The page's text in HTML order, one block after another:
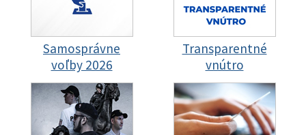
Samosprávne
voľby 2026
Transparentné
vnútro